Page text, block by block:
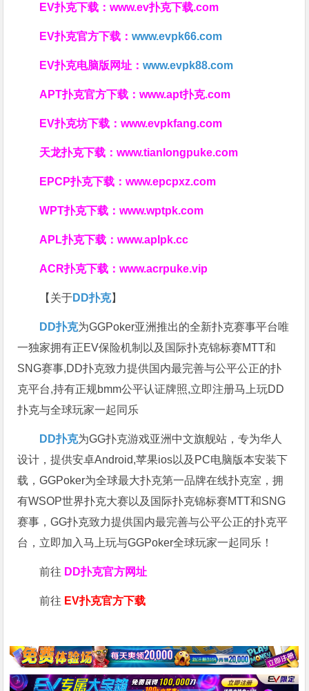
EV扑克下载：www.ev扑克下载.com
EV扑克官方下载：www.evpk66.com
EV扑克电脑版网址：www.evpk88.com
APT扑克官方下载：www.apt扑克.com
EV扑克坊下载：www.evpkfang.com
天龙扑克下载：www.tianlongpuke.com
EPCP扑克下载：www.epcpxz.com
WPT扑克下载：www.wptpk.com
APL扑克下载：www.aplpk.cc
ACR扑克下载：www.acrpuke.vip
【关于DD扑克】
DD扑克为GGPoker亚洲推出的全新扑克赛事平台唯
一独家拥有正EV保险机制以及国际扑克锦标赛MTT和
SNG赛事,DD扑克致力提供国内最完善与公平公正的扑
克平台,持有正规bmm公平认证牌照,立即注册马上玩DD
扑克与全球玩家一起同乐
DD扑克为GG扑克游戏亚洲中文旗舰站，专为华人
设计，提供安卓Android,苹果ios以及PC电脑版本安装下
载，GGPoker为全球最大扑克第一品牌在线扑克室，拥
有WSOP世界扑克大赛以及国际扑克锦标赛MTT和SNG
赛事，GG扑克致力提供国内最完善与公平公正的扑克平
台，立即加入马上玩与GGPoker全球玩家一起同乐！
前往 DD扑克官方网址
前往 EV扑克官方下载